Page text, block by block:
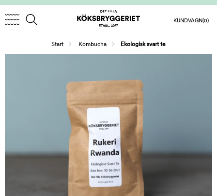
KUNDVAGN(0)
Start Kombucha Ekologisk svart te